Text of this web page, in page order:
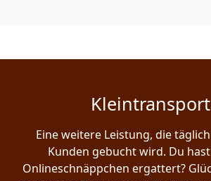
Eine weitere Leistung, die
Kunden gebucht wird. Du
Onlineschnäppchen ergattert?